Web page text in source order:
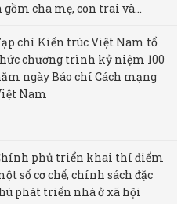
cha mẹ, con trai và...
chí Kiến trúc Việt Nam tổ
chương trình kỷ niệm 100
ngày Báo chí Cách mạng
Nam
phủ triển khai thí điểm
số cơ chế, chính sách đặc
phát triển nhà ở xã hội